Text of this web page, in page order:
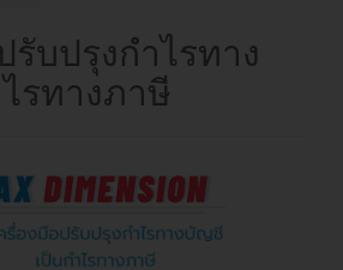
รับปรุงกำไรทาง
รทางภาษี